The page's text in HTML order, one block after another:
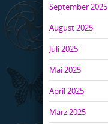
September 2025
August 2025
Juli 2025
Mai 2025
April 2025
März 2025